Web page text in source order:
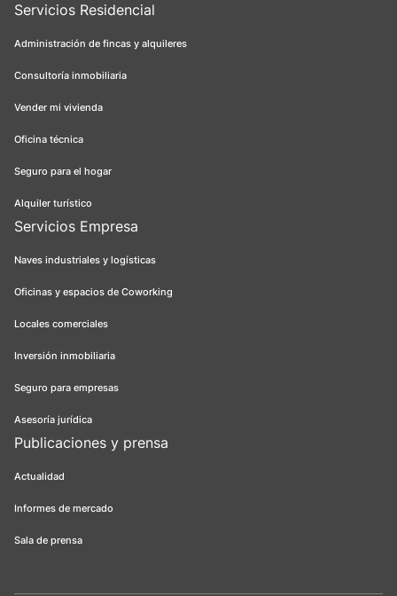
Servicios Residencial
Administración de fincas y alquileres
Consultoría inmobiliaria
Vender mi vivienda
Oficina técnica
Seguro para el hogar
Alquiler turístico
Servicios Empresa
Naves industriales y logísticas
Oficinas y espacios de Coworking
Locales comerciales
Inversión inmobiliaria
Seguro para empresas
Asesoría jurídica
Publicaciones y prensa
Actualidad
Informes de mercado
Sala de prensa